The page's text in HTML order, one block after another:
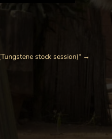
stock session)" →